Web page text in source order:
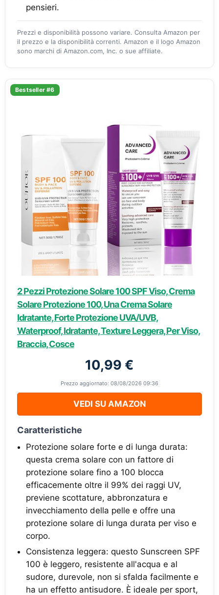
pensieri.
Prezzi e disponibilità possono variare. Consulta Amazon per
il prezzo e la disponibilità correnti. Amazon e il logo Amazon
sono marchi di Amazon.com, Inc. o sue affiliate.
Bestseller #6
2 Pezzi Protezione Solare 100 SPF Viso, Crema
Solare Protezione 100, Una Crema Solare
Idratante, Forte Protezione UVA/UVB,
Waterproof, Idratante, Texture Leggera, Per Viso,
Braccia, Cosce
10,99 €
Prezzo aggiornato: 08/08/2026 09:36
VEDI SU AMAZON
Caratteristiche
Protezione solare forte e di lunga durata:
questa crema solare con un fattore di
protezione solare fino a 100 blocca
efficacemente oltre il 99% dei raggi UV,
previene scottature, abbronzatura e
invecchiamento della pelle e offre una
protezione solare di lunga durata per viso e
corpo.
Consistenza leggera: questo Sunscreen SPF
100 è leggero, resistente all'acqua e al
sudore, durevole, non si sfalda facilmente e
ha un effetto antisudore. È ideale per sport,